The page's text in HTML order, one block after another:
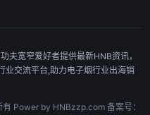
夫宽窄爱好者提供最新HNB资讯，
业交流平台,助力电子烟行业出海销
Power by HNBzzp.com 备案号：